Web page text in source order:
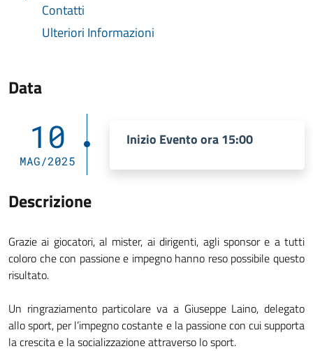
Contatti
Ulteriori Informazioni
Data
10
MAG/2025
Inizio Evento ora 15:00
Descrizione
Grazie ai giocatori, al mister, ai dirigenti, agli sponsor e a tutti
coloro che con passione e impegno hanno reso possibile questo
risultato.
Un ringraziamento particolare va a Giuseppe Laino, delegato
allo sport, per l’impegno costante e la passione con cui supporta
la crescita e la socializzazione attraverso lo sport.